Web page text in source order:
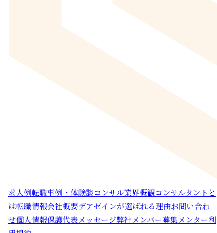
求人例転職事例・体験談コンサル業界概観コンサルタントと
は転職情報会社概要デアゼインが選ばれる理由お問い合わ
せ個人情報保護代表メッセージ弊社メンバー募集メンター利